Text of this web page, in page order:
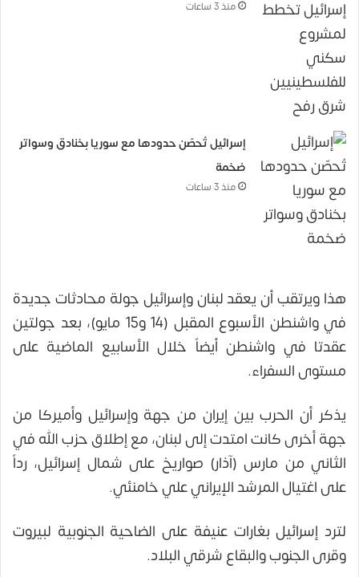
منذ 3 ساعات
إسرائيل تُحصّن حدودها مع سوريا بخنادق وسواتر
ضخمة
منذ 3 ساعات
هذا ويرتقب أن يعقد لبنان وإسرائيل جولة محادثات جديدة
في واشنطن الأسبوع المقبل (14 و15 مايو)، بعد جولتين
عقدتا في واشنطن أيضاً خلال الأسابيع الماضية على
مستوى السفراء.
يذكر أن الحرب بين إيران من جهة وإسرائيل وأميركا من
جهة أخرى كانت امتدت إلى لبنان، مع إطلاق حزب الله في
الثاني من مارس (آذار) صواريخ على شمال إسرائيل، رداً
على اغتيال المرشد الإيراني علي خامنئي.
لترد إسرائيل بغارات عنيفة على الضاحية الجنوبية لبيروت
وقرى الجنوب والبقاع شرقي البلاد.